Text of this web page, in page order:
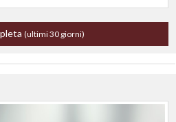
(ultimi 30 giorni)